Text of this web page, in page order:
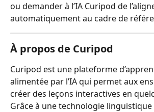
ou demander à l’IA Curipod de
automatiquement au cadre de
À propos de Curipod
Curipod est une plateforme
alimentée par l’IA qui permet aux
créer des leçons interactives en
Grâce à une technologie linguistique